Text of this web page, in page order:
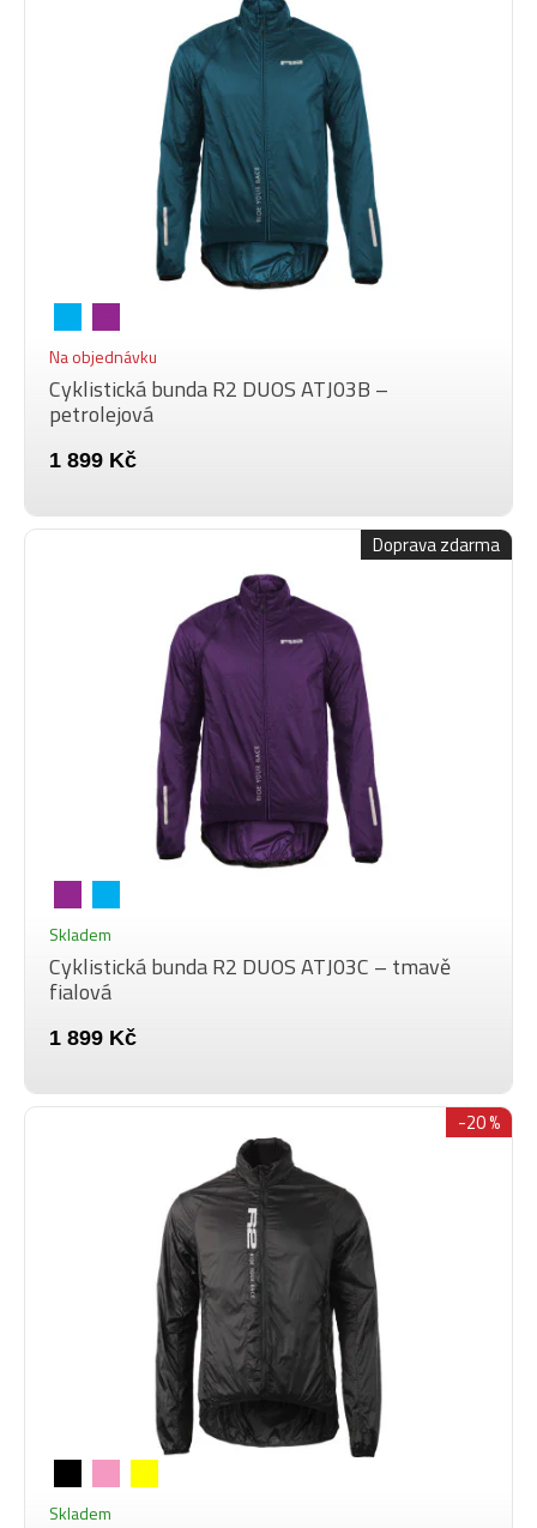
Na objednávku
Cyklistická bunda R2 DUOS ATJ03B –
petrolejová
1 899 Kč
Doprava zdarma
Skladem
Cyklistická bunda R2 DUOS ATJ03C – tmavě
fialová
1 899 Kč
-20 %
Skladem